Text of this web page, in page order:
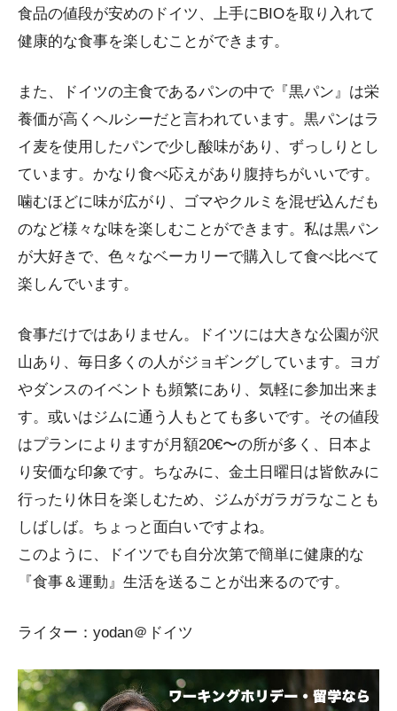
食品の値段が安めのドイツ、上手にBIOを取り入れて
健康的な食事を楽しむことができます。
また、ドイツの主食であるパンの中で『黒パン』は栄
養価が高くヘルシーだと言われています。黒パンはラ
イ麦を使用したパンで少し酸味があり、ずっしりとし
ています。かなり食べ応えがあり腹持ちがいいです。
噛むほどに味が広がり、ゴマやクルミを混ぜ込んだも
のなど様々な味を楽しむことができます。私は黒パン
が大好きで、色々なベーカリーで購入して食べ比べて
楽しんでいます。
食事だけではありません。ドイツには大きな公園が沢
山あり、毎日多くの人がジョギングしています。ヨガ
やダンスのイベントも頻繁にあり、気軽に参加出来ま
す。或いはジムに通う人もとても多いです。その値段
はプランによりますが月額20€〜の所が多く、日本よ
り安価な印象です。ちなみに、金土日曜日は皆飲みに
行ったり休日を楽しむため、ジムがガラガラなことも
しばしば。ちょっと面白いですよね。
このように、ドイツでも自分次第で簡単に健康的な
『食事＆運動』生活を送ることが出来るのです。
ライター：yodan＠ドイツ